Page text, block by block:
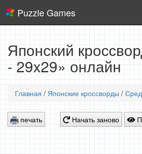
Puzzle Games
Японский
- 29x29» онлайн
Главная / Японские кроссворды /
печать Начать заново